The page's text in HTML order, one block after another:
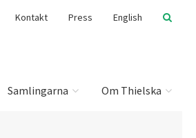
Kontakt Press English
Samlingarna Om Thielska